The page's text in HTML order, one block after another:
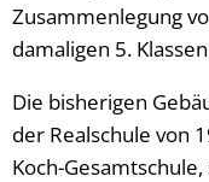
Zusammenlegung
damaligen 5.
Die bisherigen
der Realschule von
Koch-